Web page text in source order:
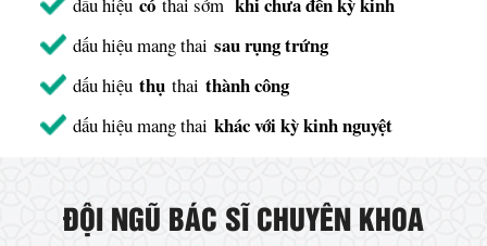
dấu hiệu mang thaisau rụng trứng
dấu hiệuthụ thaithành công
dấu hiệu mang thaikhác với kỳ kinh nguyệt
ĐỘI NGŨ BÁC SĨ CHUYÊN KHOA